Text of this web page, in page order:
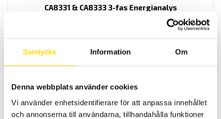
Samtycke Information Om
Denna webbplats använder cookies
Vi använder enhetsidentifierare för att anpassa innehållet
och annonserna till användarna, tillhandahålla funktioner
CA8331 & CA8333 3-fas Energianalys
AC+DC TRMS energianalysatorer med 4 spännings- och 3
strömingångar med svenska menyer. USB samt SD-kort för
23,900.00kr 42,790.00krPrisintervall: